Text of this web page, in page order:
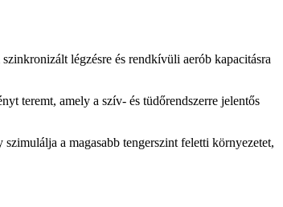
légzésre és rendkívüli aerób kapacitásra
teremt, amely a szív- és tüdőrendszerre jelentős
a magasabb tengerszint feletti környezetet,